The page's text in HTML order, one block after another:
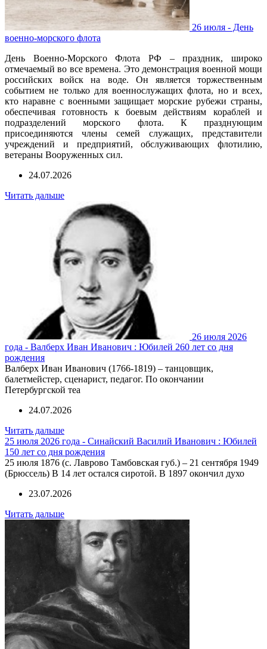
26 июля - День
военно-морского флота
День Военно-Морского Флота РФ – праздник, широко
отмечаемый во все времена. Это демонстрация военной мощи
российских войск на воде. Он является торжественным
событием не только для военнослужащих флота, но и всех,
кто наравне с военными защищает морские рубежи страны,
обеспечивая готовность к боевым действиям кораблей и
подразделений морского флота. К празднующим
присоединяются члены семей служащих, представители
учреждений и предприятий, обслуживающих флотилию,
ветераны Вооруженных сил.
24.07.2026
Читать дальше
26 июля 2026
года - Валберх Иван Иванович : Юбилей 260 лет со дня
рождения
Валберх Иван Иванович (1766-1819) – танцовщик,
балетмейстер, сценарист, педагог. По окончании
Петербургской теа
24.07.2026
Читать дальше
25 июля 2026 года - Синайский Василий Иванович : Юбилей
150 лет со дня рождения
25 июля 1876 (с. Лаврово Тамбовская губ.) – 21 сентября 1949
(Брюссель) В 14 лет остался сиротой. В 1897 окончил духо
23.07.2026
Читать дальше